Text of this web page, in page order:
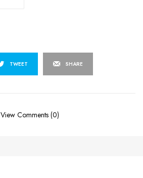
TWEET SHARE
View Comments (0)